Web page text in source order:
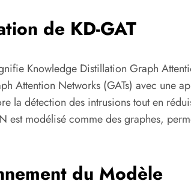
de KD-GAT
Knowledge Distillation Graph
Attention Networks (GATs) avec une
la détection des intrusions tout en
est modélisé comme des graphes,
du Modèle